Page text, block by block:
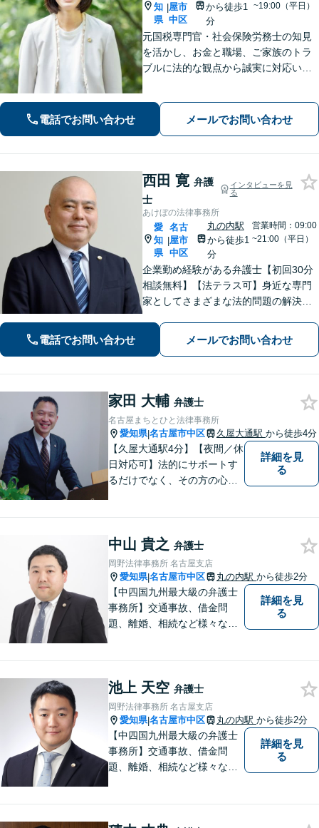
知
県
|屋市
中区
から徒歩1
分
~19:00（平日）
元国税専門官・社会保険労務士の知見
を活かし、お金と職場、ご家族のトラ
ブルに法的な観点から誠実に対応いた
らのご相談可
電話でお問い合わせ メールでお問い合わせ
西田 寛 弁護
士
インタビューを見
る
あけぼの法律事務所
愛
知
県
|
名古
屋市
中区
丸の内駅
から徒歩1
分
営業時間：09:00
~21:00（平日）
企業勤め経験がある弁護士【初回30分
相談無料】【法テラス可】身近な専門
家としてさまざまな法的問題の解決に
さまに寄り添いながらご納得頂けるま
でとことん対応！私に一度ご相談くだ
電話でお問い合わせ メールでお問い合わせ
家田 大輔 弁護士
名古屋まちとひと法律事務所
愛知県|名古屋市中区 久屋大通駅 から徒歩4分
【久屋大通駅4分】【夜間／休
日対応可】法的にサポートす
るだけでなく、その方の心に
います。【地域に根ざした弁
護士】離婚問題／相続問題／
交通事故など幅広い法律トラ
ブルに対応。
詳細を見
る
中山 貴之 弁護士
岡野法律事務所 名古屋支店
愛知県|名古屋市中区 丸の内駅 から徒歩2分
【中四国九州最大級の弁護士
事務所】交通事故、借金問
題、離婚、相続など様々な問
い！
詳細を見
る
池上 天空 弁護士
岡野法律事務所 名古屋支店
愛知県|名古屋市中区 丸の内駅 から徒歩2分
【中四国九州最大級の弁護士
事務所】交通事故、借金問
題、離婚、相続など様々な問
詳細を見
る